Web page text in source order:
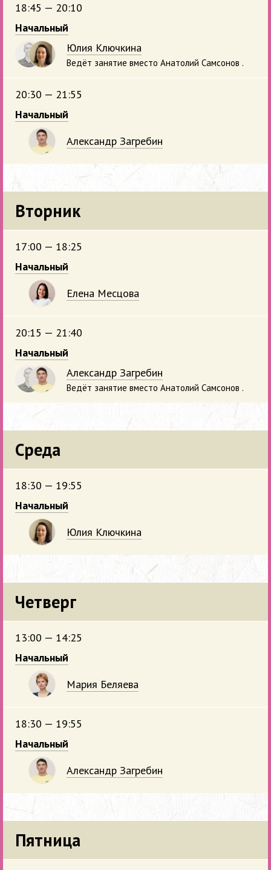
18:45 — 20:10
Начальный
Юлия Ключкина
Ведёт занятие вместо Анатолий Самсонов .
20:30 — 21:55
Начальный
Александр Загребин
Вторник
17:00 — 18:25
Начальный
Елена Месцова
20:15 — 21:40
Начальный
Александр Загребин
Ведёт занятие вместо Анатолий Самсонов .
Среда
18:30 — 19:55
Начальный
Юлия Ключкина
Четверг
13:00 — 14:25
Начальный
Мария Беляева
18:30 — 19:55
Начальный
Александр Загребин
Пятница